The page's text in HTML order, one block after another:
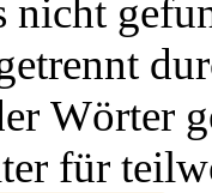
nicht
Wörter
für